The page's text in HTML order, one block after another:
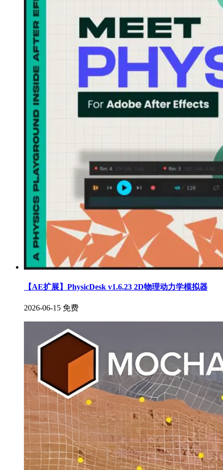
【AE扩展】PhysicDesk v1.6.23 2D物理动力学模拟器
2026-06-15 免费